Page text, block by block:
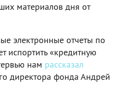
материалов дня от
электронные отчеты по
испортить «кредитную
нам рассказал
директора фонда Андрей